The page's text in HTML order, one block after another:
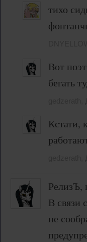
тихо
Вот
бегать
Кстати,
РелизЪ,
В связи
не